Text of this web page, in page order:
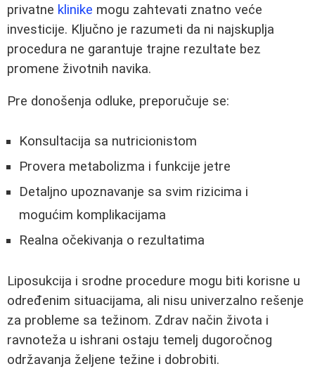
privatne klinike mogu zahtevati znatno veće
investicije. Ključno je razumeti da ni najskuplja
procedura ne garantuje trajne rezultate bez
promene životnih navika.
Pre donošenja odluke, preporučuje se:
Konsultacija sa nutricionistom
Provera metabolizma i funkcije jetre
Detaljno upoznavanje sa svim rizicima i
mogućim komplikacijama
Realna očekivanja o rezultatima
Liposukcija i srodne procedure mogu biti korisne u
određenim situacijama, ali nisu univerzalno rešenje
za probleme sa težinom. Zdrav način života i
ravnoteža u ishrani ostaju temelj dugoročnog
održavanja željene težine i dobrobiti.